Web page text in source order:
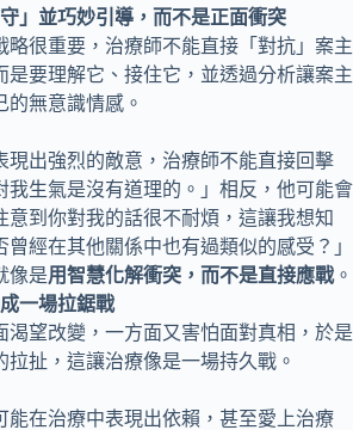
」並巧妙引導，而不是正面衝突
略很重要，治療師不能直接「對抗」案主
是要理解它、接住它，並透過分析讓案主
的無意識情感。
現出強烈的敵意，治療師不能直接回擊
我生氣是沒有道理的。」相反，他可能會
意到你對我的話很不耐煩，這讓我想知
曾經在其他關係中也有過類似的感受？」
像是用智慧化解衝突，而不是直接應戰。
一場拉鋸戰
渴望改變，一方面又害怕面對真相，於是
拉扯，這讓治療像是一場持久戰。
能在治療中表現出依賴，甚至愛上治療